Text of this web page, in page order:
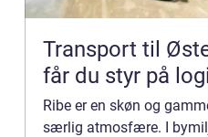
Transport til
får du styr på
Ribe er en skøn og
særlig atmosfære. I